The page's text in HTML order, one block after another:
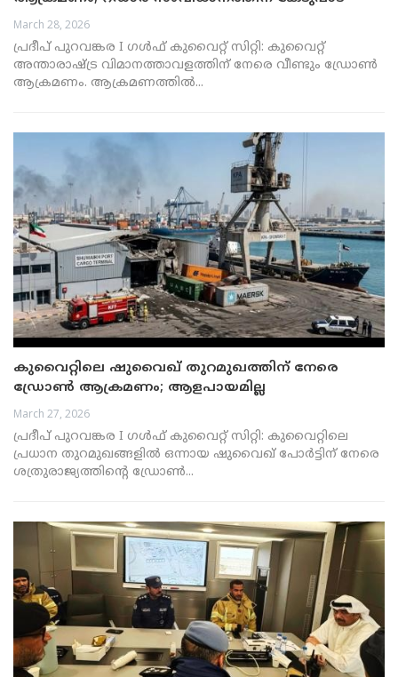
March 28, 2026
പ്രദീപ് പുറവങ്കര I ഗൾഫ് കുവൈറ്റ് സിറ്റി: കുവൈറ്റ്
അന്താരാഷ്ട്ര വിമാനത്താവളത്തിന് നേരെ വീണ്ടും ഡ്രോൺ
ആക്രമണം. ആക്രമണത്തിൽ...
കുവൈറ്റിലെ ഷുവൈഖ് തുറമുഖത്തിന് നേരെ
ഡ്രോൺ ആക്രമണം; ആളപായമില്ല
March 27, 2026
പ്രദീപ് പുറവങ്കര I ഗൾഫ് കുവൈറ്റ് സിറ്റി: കുവൈറ്റിലെ
പ്രധാന തുറമുഖങ്ങളിൽ ഒന്നായ ഷുവൈഖ് പോർട്ടിന് നേരെ
ശത്രുരാജ്യത്തിന്റെ ഡ്രോൺ...